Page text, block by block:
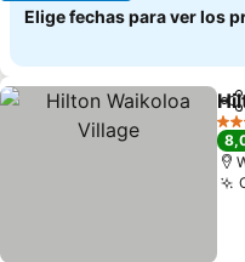
Elige fechas para ver los
4